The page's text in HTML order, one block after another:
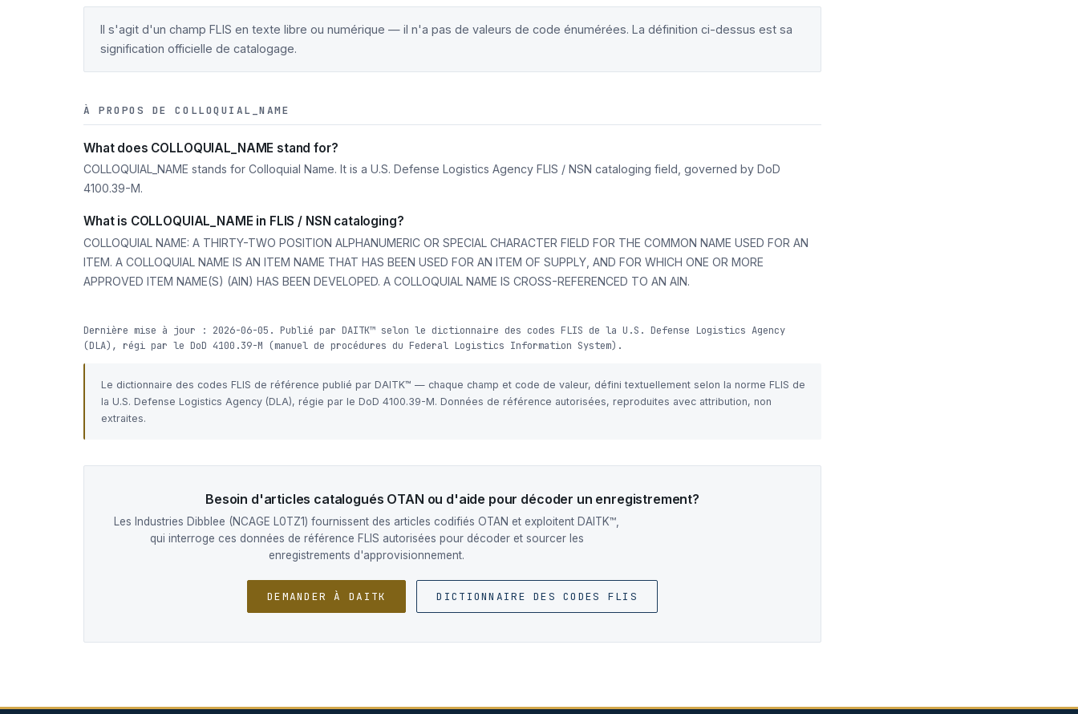
Il s'agit d'un champ FLIS en texte libre ou numérique — il n'a pas de valeurs de code énumérées. La définition ci-dessus est sa
signification officielle de catalogage.
À PROPOS DE COLLOQUIAL_NAME
What does COLLOQUIAL_NAME stand for?
COLLOQUIAL_NAME stands for Colloquial Name. It is a U.S. Defense Logistics Agency FLIS / NSN cataloging field, governed by DoD
4100.39-M.
What is COLLOQUIAL_NAME in FLIS / NSN cataloging?
COLLOQUIAL NAME: A THIRTY-TWO POSITION ALPHANUMERIC OR SPECIAL CHARACTER FIELD FOR THE COMMON NAME USED FOR AN
ITEM. A COLLOQUIAL NAME IS AN ITEM NAME THAT HAS BEEN USED FOR AN ITEM OF SUPPLY, AND FOR WHICH ONE OR MORE
APPROVED ITEM NAME(S) (AIN) HAS BEEN DEVELOPED. A COLLOQUIAL NAME IS CROSS-REFERENCED TO AN AIN.
Dernière mise à jour : 2026-06-05. Publié par DAITK™ selon le dictionnaire des codes FLIS de la U.S. Defense Logistics Agency
(DLA), régi par le DoD 4100.39-M (manuel de procédures du Federal Logistics Information System).
Le dictionnaire des codes FLIS de référence publié par DAITK™ — chaque champ et code de valeur, défini textuellement selon la norme FLIS de
la U.S. Defense Logistics Agency (DLA), régie par le DoD 4100.39-M. Données de référence autorisées, reproduites avec attribution, non
extraites.
Besoin d'articles catalogués OTAN ou d'aide pour décoder un enregistrement?
Les Industries Dibblee (NCAGE L0TZ1) fournissent des articles codifiés OTAN et exploitent DAITK™,
qui interroge ces données de référence FLIS autorisées pour décoder et sourcer les
enregistrements d'approvisionnement.
DEMANDER À DAITK DICTIONNAIRE DES CODES FLIS